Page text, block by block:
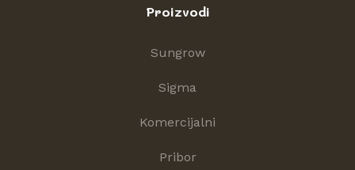
Proizvodi
Sungrow
Sigma
Komercijalni
Pribor